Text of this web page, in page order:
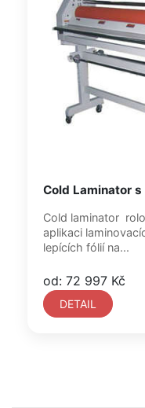
Cold Laminator
Cold laminator
aplikaci
lepících fólií na...
od: 72 997 Kč
DETAIL